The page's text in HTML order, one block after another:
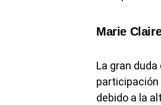
Marie
La gran
participación
debido a la